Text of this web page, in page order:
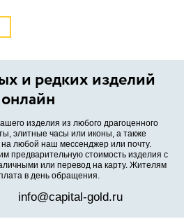
и редких изделий
онлайн
изделия из любого драгоценного
элитные часы или иконы, а также
любой наш мессенджер или почту.
предварительную стоимость изделия с
или перевод на карту. Жителям
в день обращения.
info@capital-gold.ru